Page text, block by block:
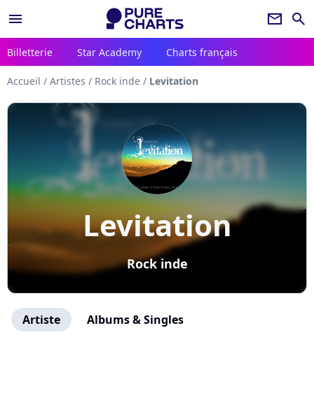
menu newsletter search
Billetterie Star Academy Charts français
Accueil / Artistes / Rock inde / Levitation
Levitation
Rock inde
Artiste Albums & Singles